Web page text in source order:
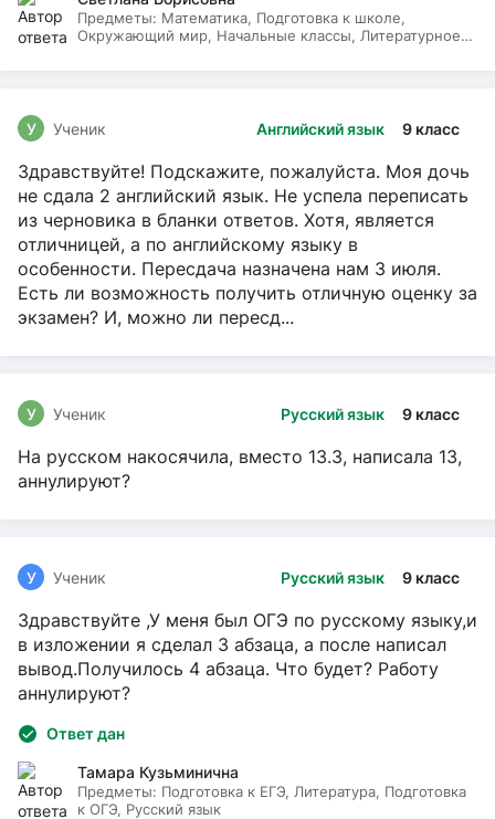
Предметы: Математика, Подготовка к школе,
Окружающий мир, Начальные классы, Литературное
Английский язык 9 класс
У Ученик
Здравствуйте! Подскажите, пожалуйста. Моя дочь
не сдала 2 английский язык. Не успела переписать
из черновика в бланки ответов. Хотя, является
отличницей, а по английскому языку в
особенности. Пересдача назначена нам 3 июля.
Есть ли возможность получить отличную оценку за
экзамен? И, можно ли пересд...
Русский язык 9 класс
У Ученик
На русском накосячила, вместо 13.3, написала 13,
аннулируют?
Русский язык 9 класс
У Ученик
Здравствуйте ,У меня был ОГЭ по русскому языку,и
в изложении я сделал 3 абзаца, а после написал
вывод.Получилось 4 абзаца. Что будет? Работу
аннулируют?
Ответ дан
Тамара Кузьминична
Предметы: Подготовка к ЕГЭ, Литература, Подготовка
к ОГЭ, Русский язык